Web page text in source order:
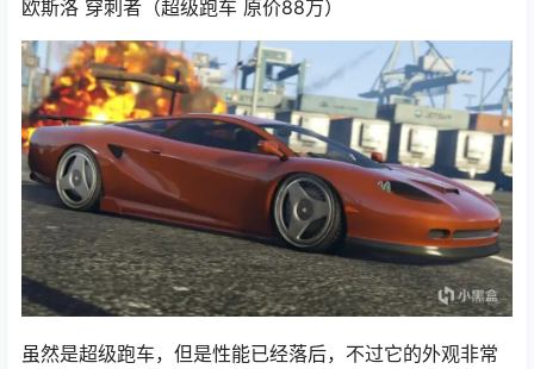
欧斯洛 穿刺者（超级跑车 原价88万）
虽然是超级跑车，但是性能已经落后，不过它的外观非常